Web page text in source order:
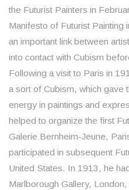
the Futurist Painters in
Manifesto of Futurist Painting
an important link between
into contact with Cubism
Following a visit to Paris in
a sort of Cubism, which gave
energy in paintings and
helped to organize the first
Galerie Bernheim-Jeune,
participated in subsequent
United States. In 1913, he
Marlborough Gallery,